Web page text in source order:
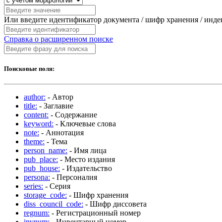
Или введите идентификатор документа / шифр хранения /
Справка о расширенном поиске
Поисковые поля:
author: - Автор
title: - Заглавие
content: - Содержание
keyword: - Ключевые слова
note: - Аннотация
theme: - Тема
person_name: - Имя лица
pub_place: - Место издания
pub_house: - Издательство
persona: - Персоналия
series: - Серия
storage_code: - Шифр хранения
diss_council_code: - Шифр диссовета
regnum: - Регистрационный номер